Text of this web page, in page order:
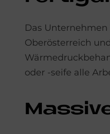
Das
Oberösterreich
oder -seife alle